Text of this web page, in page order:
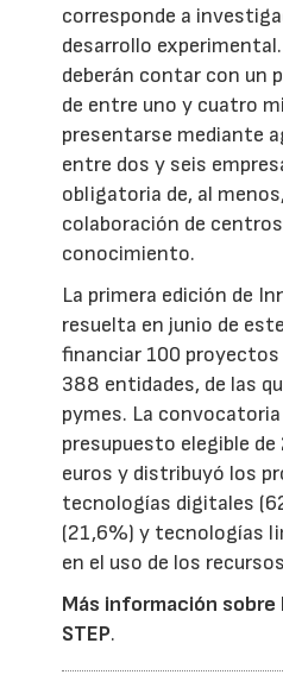
corresponde a
desarrollo
deberán contar con un
de entre uno y cuatro
presentarse mediante
entre dos y seis
obligatoria de, al
colaboración de
conocimiento.
La primera edición de
resuelta en junio de
financiar 100
388 entidades, de las
pymes. La
presupuesto elegible
euros y distribuyó los
tecnologías digitales
(21,6%) y tecnologías
en el uso de los
Más información
STEP.